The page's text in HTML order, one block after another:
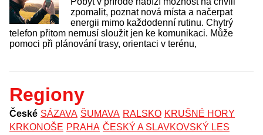
zpomalit, poznat nová místa a načerpat
energii mimo každodenní rutinu. Chytrý
telefon přitom nemusí sloužit jen ke komunikaci. Může
pomoci při plánování trasy, orientaci v terénu,
Regiony
České SÁZAVA ŠUMAVA RALSKO KRUŠNÉ HORY
KRKONOŠE PRAHA ČESKÝ A SLAVKOVSKÝ LES